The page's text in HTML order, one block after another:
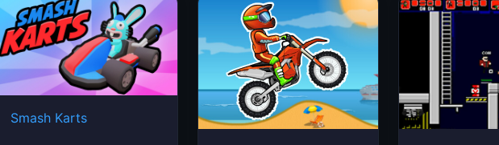
Smash Karts